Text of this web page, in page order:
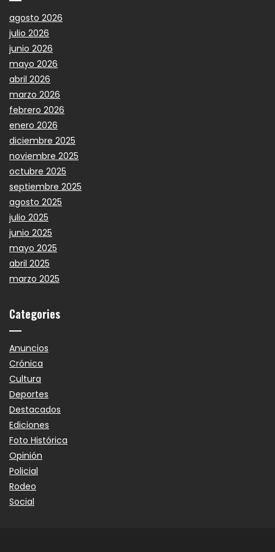
agosto 2026
julio 2026
junio 2026
mayo 2026
abril 2026
marzo 2026
febrero 2026
enero 2026
diciembre 2025
noviembre 2025
octubre 2025
septiembre 2025
agosto 2025
julio 2025
junio 2025
mayo 2025
abril 2025
marzo 2025
Categories
Anuncios
Crónica
Cultura
Deportes
Destacados
Ediciones
Foto Histórica
Opinión
Policial
Rodeo
Social